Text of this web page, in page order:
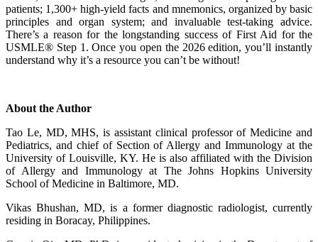
patients; 1,300+ high-yield facts and mnemonics, organized by basic
principles and organ system; and invaluable test-taking advice.
There’s a reason for the longstanding success of First Aid for the
USMLE® Step 1. Once you open the 2026 edition, you’ll instantly
understand why it’s a resource you can’t be without!
About the Author
Tao Le, MD, MHS, is assistant clinical professor of Medicine and
Pediatrics, and chief of Section of Allergy and Immunology at the
University of Louisville, KY. He is also affiliated with the Division
of Allergy and Immunology at The Johns Hopkins University
School of Medicine in Baltimore, MD.
Vikas Bhushan, MD, is a former diagnostic radiologist, currently
residing in Boracay, Philippines.